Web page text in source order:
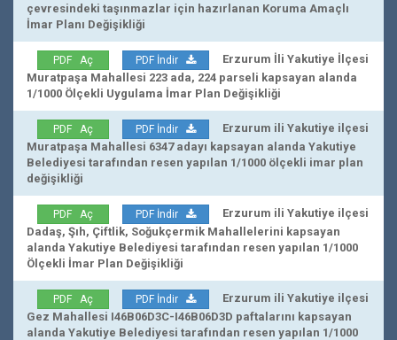
çevresindeki taşınmazlar için hazırlanan Koruma Amaçlı
İmar Planı Değişikliği
PDF Aç PDF İndir
Erzurum İli Yakutiye İlçesi
Muratpaşa Mahallesi 223 ada, 224 parseli kapsayan alanda
1/1000 Ölçekli Uygulama İmar Plan Değişikliği
PDF Aç PDF İndir
Erzurum ili Yakutiye ilçesi
Muratpaşa Mahallesi 6347 adayı kapsayan alanda Yakutiye
Belediyesi tarafından resen yapılan 1/1000 ölçekli imar plan
değişikliği
PDF Aç PDF İndir
Erzurum ili Yakutiye ilçesi
Dadaş, Şıh, Çiftlik, Soğukçermik Mahallelerini kapsayan
alanda Yakutiye Belediyesi tarafından resen yapılan 1/1000
Ölçekli İmar Plan Değişikliği
PDF Aç PDF İndir
Erzurum ili Yakutiye ilçesi
Gez Mahallesi I46B06D3C-I46B06D3D paftalarını kapsayan
alanda Yakutiye Belediyesi tarafından resen yapılan 1/1000